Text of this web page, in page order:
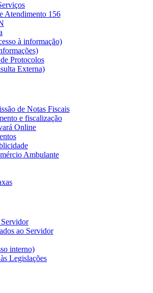
Atendimento 156
à informação)
Protocolos
Externa)
de Notas Fiscais
e fiscalização
Online
Ambulante
ao Servidor
interno)
Legislações